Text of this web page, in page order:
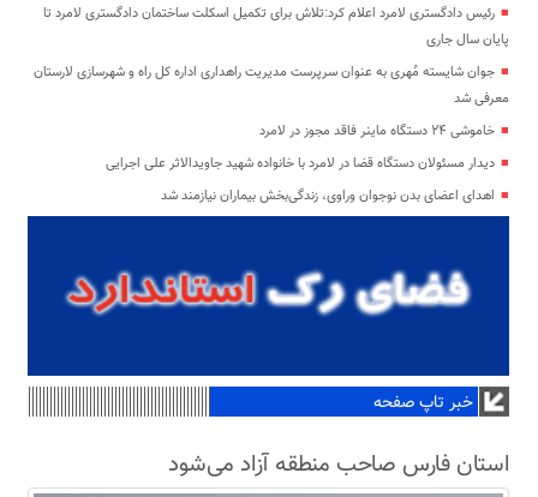
رئیس دادگستری لامرد اعلام کرد:تلاش برای تکمیل اسکلت ساختمان دادگستری لامرد تا
پایان سال جاری
جوان شایسته مُهری به عنوان سرپرست مدیریت راهداری اداره کل راه و شهرسازی لارستان
معرفی شد
خاموشی ۲۴ دستگاه ماینر فاقد مجوز در لامرد
دیدار مسئولان دستگاه قضا در لامرد با خانواده شهید جاویدالاثر علی اجرایی
اهدای اعضای بدن نوجوان وراوی، زندگی‌بخش بیماران نیازمند شد
خبر تاپ صفحه
استان فارس صاحب منطقه آزاد می‌شود